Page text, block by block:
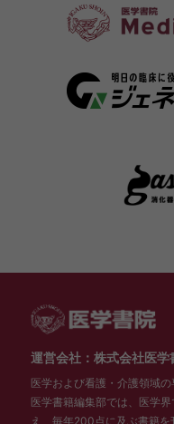
運営会社：株式会社医学
医学および看護・介護領域
医学書籍編集部では、医学
え、毎年200点に及ぶ書籍